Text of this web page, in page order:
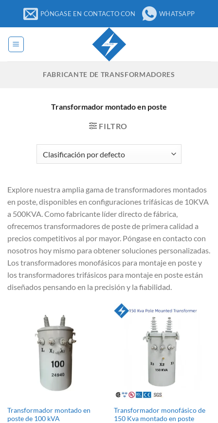
contenido
PÓNGASE EN CONTACTO CON WHATSAPP
FABRICANTE DE TRANSFORMADORES
Transformador montado en poste
FILTRO
Explore nuestra amplia gama de transformadores montados
en poste, disponibles en configuraciones trifásicas de 10KVA
a 500KVA. Como fabricante líder directo de fábrica,
ofrecemos transformadores de poste de primera calidad a
precios competitivos al por mayor. Póngase en contacto con
nosotros hoy mismo para obtener soluciones personalizadas.
Los transformadores monofásicos para montaje en poste y
los transformadores trifásicos para montaje en poste están
diseñados pensando en la precisión y la fiabilidad.
Transformador montado en
poste de 100 kVA
Transformador monofásico de
150 Kva montado en poste